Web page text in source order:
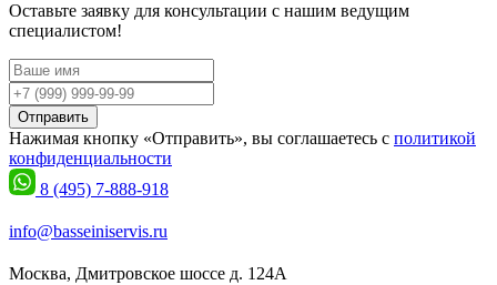
Оставьте заявку для консультации с нашим ведущим
специалистом!
Отправить
Нажимая кнопку «Отправить», вы соглашаетесь с политикой
конфиденциальности
8 (495) 7-888-918
info@basseiniservis.ru
Москва, Дмитровское шоссе д. 124А